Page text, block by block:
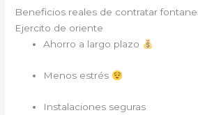
Beneficios reales de contratar
Ejercito de oriente
Ahorro a largo plazo
Menos estrés
Instalaciones seguras